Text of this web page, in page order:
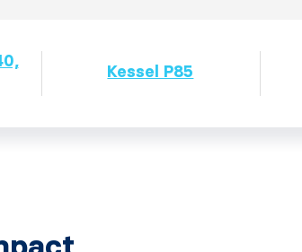
Kessel P85